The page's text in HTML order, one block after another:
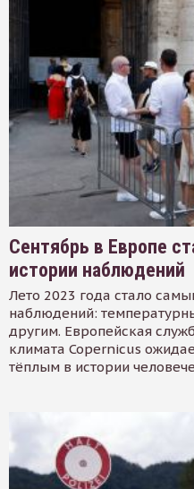
Сентябрь в Европе
истории наблюдений
Лето 2023 года стало
наблюдений:
другим. Европейская
климата Copernicus
тёплым в истории